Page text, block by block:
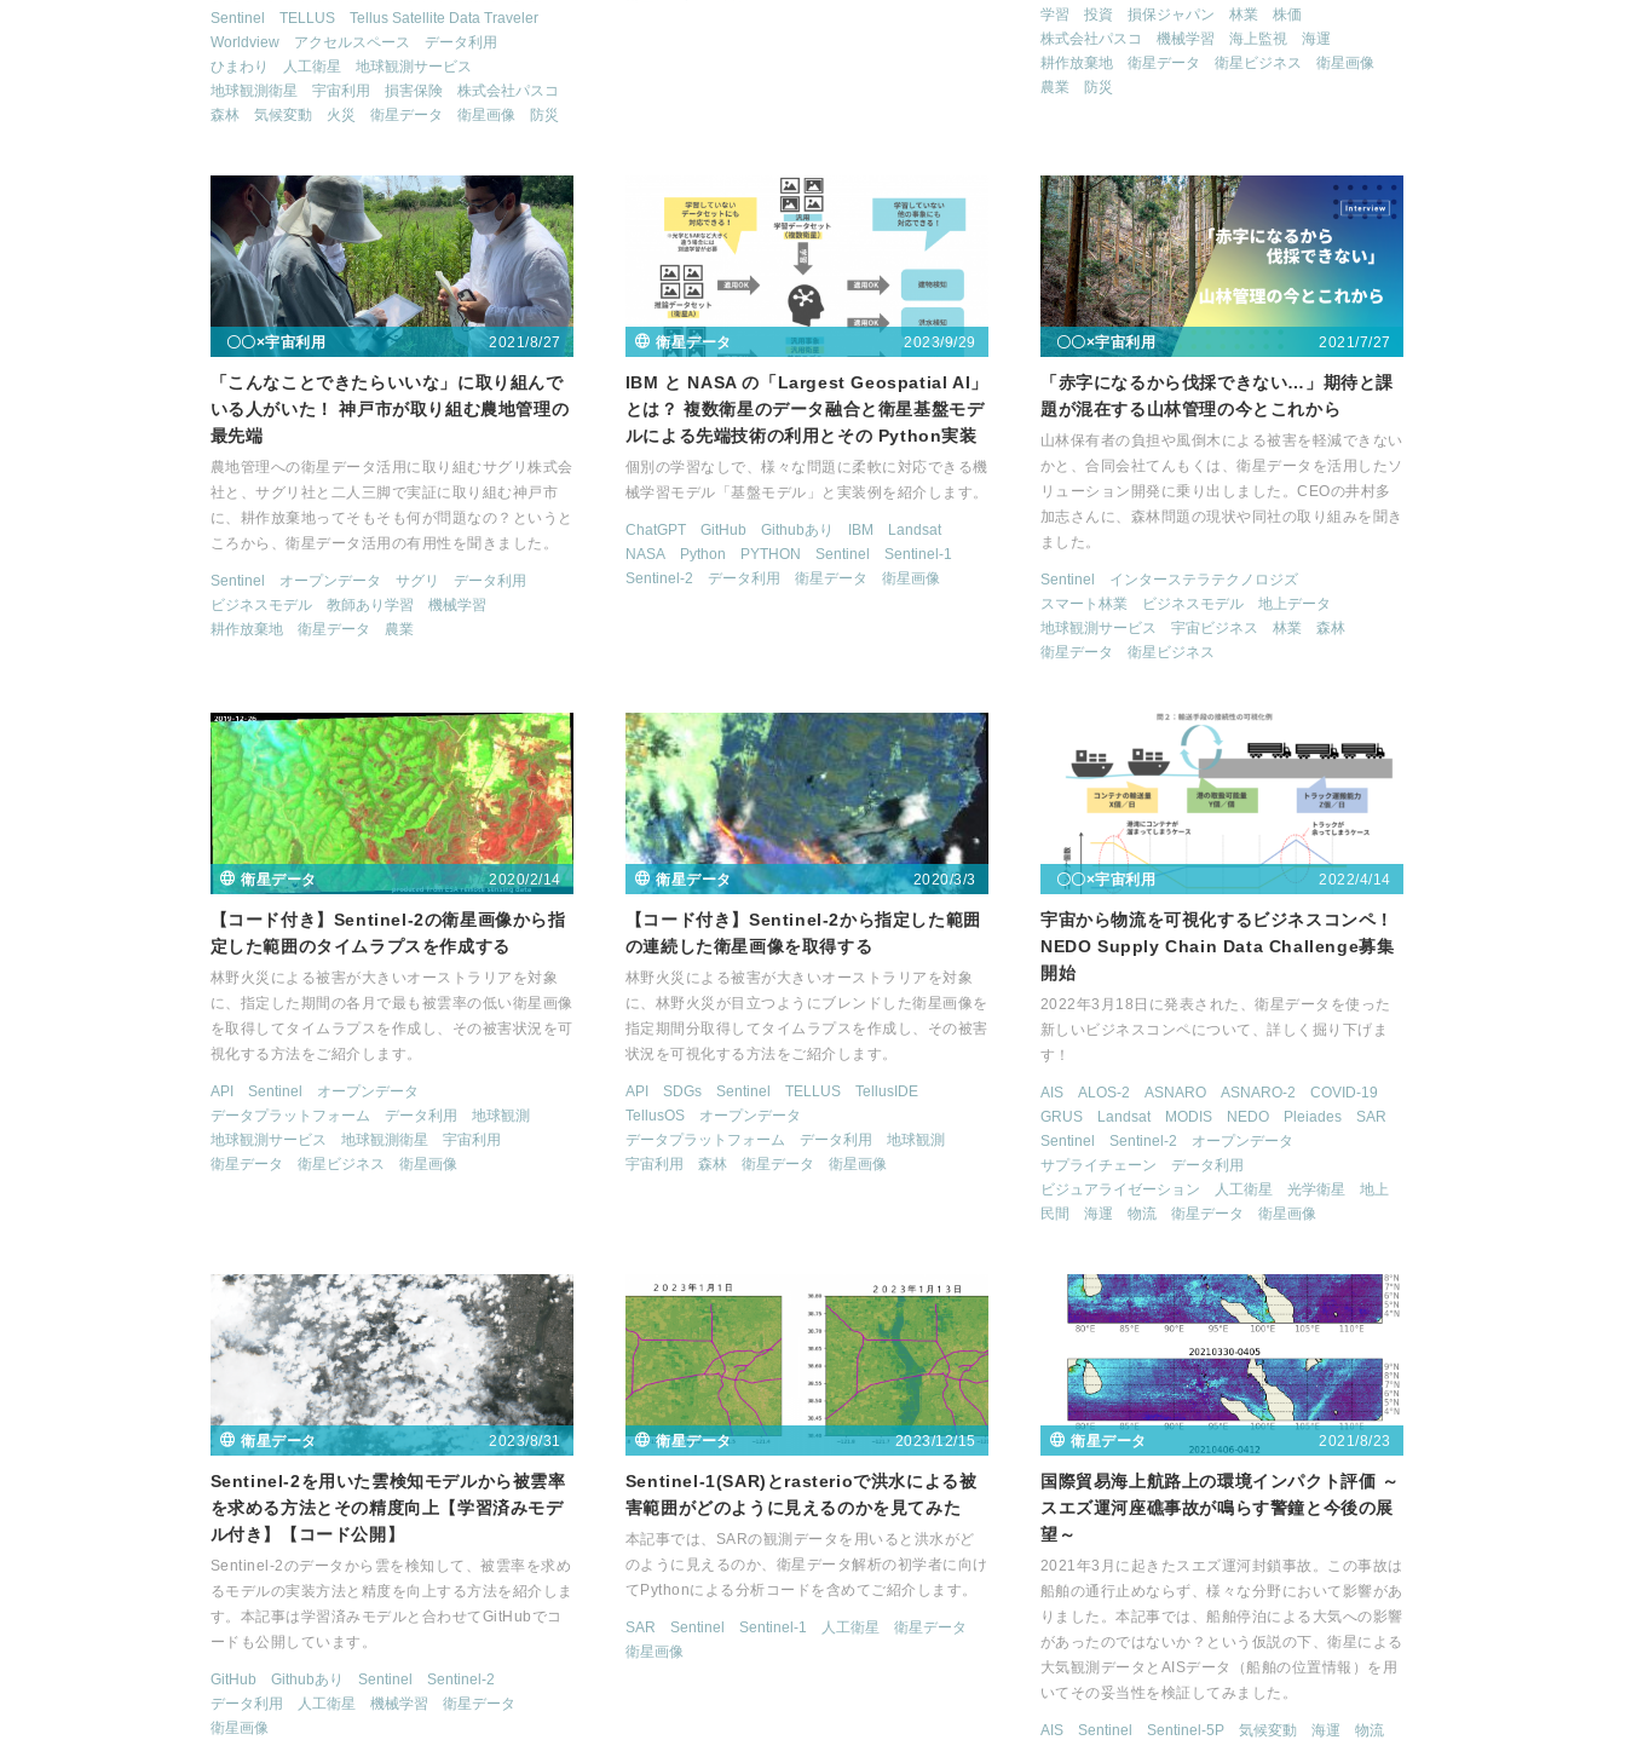
Sentinel
TELLUS
Tellus Satellite Data Traveler
Worldview
アクセルスペース
データ利用
ひまわり
人工衛星
地球観測サービス
地球観測衛星
宇宙利用 損害保険
株式会社パスコ
森林
気候変動 火災 衛星データ 衛星画像 防災
学習
投資 損保ジャパン 林業
株価
株式会社パスコ
機械学習 海上監視
海運
耕作放棄地
衛星データ 衛星ビジネス
衛星画像
農業
防災
〇〇×宇宙利用 2021/8/27
「こんなことできたらいいな」に取り組んで
いる人がいた！ 神戸市が取り組む農地管理の
最先端
農地管理への衛星データ活用に取り組むサグリ株式会
社と、サグリ社と二人三脚で実証に取り組む神戸市
に、耕作放棄地ってそもそも何が問題なの？というと
ころから、衛星データ活用の有用性を聞きました。
Sentinel オープンデータ サグリ
データ利用
ビジネスモデル
教師あり学習
機械学習
耕作放棄地
衛星データ 農業
衛星データ 2023/9/29
IBM と NASA の「Largest Geospatial AI」
とは？ 複数衛星のデータ融合と衛星基盤モデ
ルによる先端技術の利用とその Python実装
個別の学習なしで、様々な問題に柔軟に対応できる機
械学習モデル「基盤モデル」と実装例を紹介します。
ChatGPT GitHub Githubあり IBM
Landsat
NASA
Python PYTHON Sentinel
Sentinel-1
Sentinel-2
データ利用 衛星データ 衛星画像
〇〇×宇宙利用 2021/7/27
「赤字になるから伐採できない…」期待と課
題が混在する山林管理の今とこれから
山林保有者の負担や風倒木による被害を軽減できない
かと、合同会社てんもくは、衛星データを活用したソ
リューション開発に乗り出しました。CEOの井村多
加志さんに、森林問題の現状や同社の取り組みを聞き
ました。
Sentinel
インターステラテクノロジズ
スマート林業
ビジネスモデル
地上データ
地球観測サービス
宇宙ビジネス 林業
森林
衛星データ
衛星ビジネス
衛星データ 2020/2/14
【コード付き】Sentinel-2の衛星画像から指
定した範囲のタイムラプスを作成する
林野火災による被害が大きいオーストラリアを対象
に、指定した期間の各月で最も被雲率の低い衛星画像
を取得してタイムラプスを作成し、その被害状況を可
視化する方法をご紹介します。
API Sentinel
オープンデータ
データプラットフォーム
データ利用
地球観測
地球観測サービス
地球観測衛星
宇宙利用
衛星データ
衛星ビジネス 衛星画像
衛星データ 2020/3/3
【コード付き】Sentinel-2から指定した範囲
の連続した衛星画像を取得する
林野火災による被害が大きいオーストラリアを対象
に、林野火災が目立つようにブレンドした衛星画像を
指定期間分取得してタイムラプスを作成し、その被害
状況を可視化する方法をご紹介します。
API SDGs Sentinel TELLUS
TellusIDE
TellusOS
オープンデータ
データプラットフォーム
データ利用
地球観測
宇宙利用
森林 衛星データ 衛星画像
〇〇×宇宙利用 2022/4/14
宇宙から物流を可視化するビジネスコンペ！
NEDO Supply Chain Data Challenge募集
開始
2022年3月18日に発表された、衛星データを使った
新しいビジネスコンペについて、詳しく掘り下げま
す！
AIS ALOS-2 ASNARO ASNARO-2
COVID-19
GRUS
Landsat MODIS NEDO Pleiades
SAR
Sentinel
Sentinel-2
オープンデータ
サプライチェーン
データ利用
ビジュアライゼーション
人工衛星 光学衛星
地上
民間
海運 物流 衛星データ 衛星画像
衛星データ 2023/8/31
Sentinel-2を用いた雲検知モデルから被雲率
を求める方法とその精度向上【学習済みモデ
ル付き】【コード公開】
Sentinel-2のデータから雲を検知して、被雲率を求め
るモデルの実装方法と精度を向上する方法を紹介しま
す。本記事は学習済みモデルと合わせてGitHubでコ
ードも公開しています。
GitHub Githubあり Sentinel
Sentinel-2
データ利用
人工衛星 機械学習
衛星データ
衛星画像
衛星データ 2023/12/15
Sentinel-1(SAR)とrasterioで洪水による被
害範囲がどのように見えるのかを見てみた
本記事では、SARの観測データを用いると洪水がど
のように見えるのか、衛星データ解析の初学者に向け
てPythonによる分析コードを含めてご紹介します。
SAR Sentinel Sentinel-1 人工衛星
衛星データ
衛星画像
衛星データ 2021/8/23
国際貿易海上航路上の環境インパクト評価 ～
スエズ運河座礁事故が鳴らす警鐘と今後の展
望～
2021年3月に起きたスエズ運河封鎖事故。この事故は
船舶の通行止めならず、様々な分野において影響があ
りました。本記事では、船舶停泊による大気への影響
があったのではないか？という仮説の下、衛星による
大気観測データとAISデータ（船舶の位置情報）を用
いてその妥当性を検証してみました。
AIS Sentinel Sentinel-5P 気候変動 海運 物流